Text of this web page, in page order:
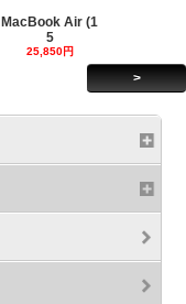
MacBook Air (1
5
25,850円
>